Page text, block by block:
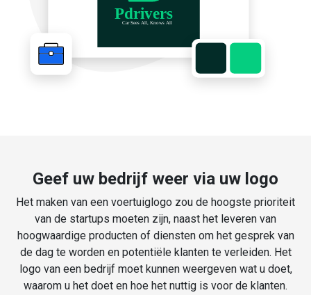
Geef uw bedrijf weer via uw logo
Het maken van een voertuiglogo zou de hoogste prioriteit
van de startups moeten zijn, naast het leveren van
hoogwaardige producten of diensten om het gesprek van
de dag te worden en potentiële klanten te verleiden. Het
logo van een bedrijf moet kunnen weergeven wat u doet,
waarom u het doet en hoe het nuttig is voor de klanten.